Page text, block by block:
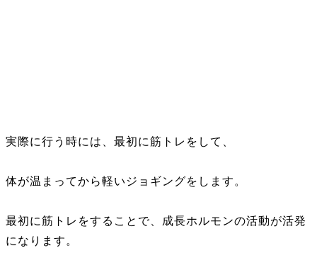
実際に行う時には、最初に筋トレをして、
体が温まってから軽いジョギングをします。
最初に筋トレをすることで、成長ホルモンの活動が活発
になります。